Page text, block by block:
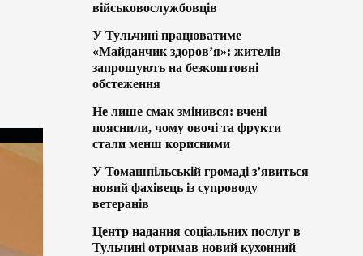
військовослужбовців
У Тульчині працюватиме
«Майданчик здоров’я»: жителів
запрошують на безкоштовні
обстеження
Не лише смак змінився: вчені
пояснили, чому овочі та фрукти
стали менш корисними
У Томашпільській громаді з’явиться
новий фахівець із супроводу
ветеранів
Центр надання соціальних послуг в
Тульчині отримав новий кухонний